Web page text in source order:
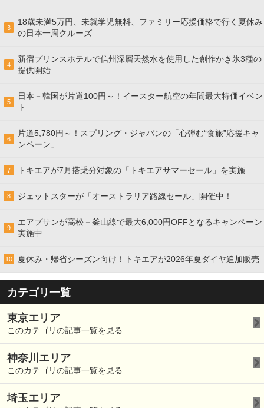
3
18歳未満5万円、未就学児無料、ファミリー応援価格で行く夏休み
の日本一周クルーズ
4
新宿プリンスホテルで信州深層天然水を使用した創作かき氷3種の
提供開始
5
日本－韓国が片道100円～！イースター航空の年間最大特価イベン
ト
6
片道5,780円～！スプリング・ジャパンの「心弾む“食旅”応援キャ
ンペーン」
7 トキエアが7月搭乗分対象の「トキエアサマーセール」を実施
8 ジェットスターが「オーストラリア路線セール」開催中！
9
エアプサンが高松－釜山線で最大6,000円OFFとなるキャンペーン
実施中
10 夏休み・帰省シーズン向け！トキエアが2026年夏ダイヤ追加販売
カテゴリ一覧
東京エリア
このカテゴリの記事一覧を見る
神奈川エリア
このカテゴリの記事一覧を見る
埼玉エリア